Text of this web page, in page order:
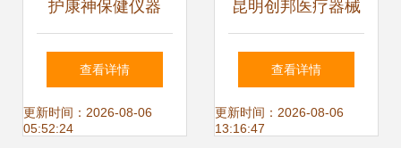
护康神保健仪器
FJ007C臭氧消炎
保健仪器 家庭健康
查看详情
更新时间：2026-08-06
05:52:24
昆明创邦医疗器械
——保健项目合作
产品列表
查看详情
更新时间：2026-08-06
13:16:47